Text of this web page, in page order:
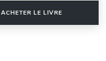
ACHETER LE LIVRE